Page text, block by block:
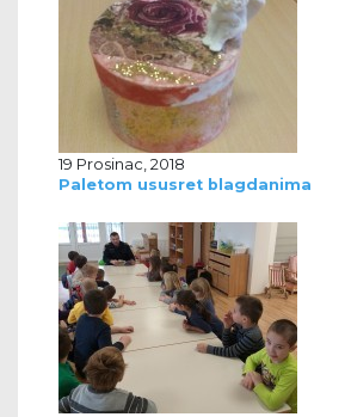
19 Prosinac, 2018
Paletom ususret blagdanima